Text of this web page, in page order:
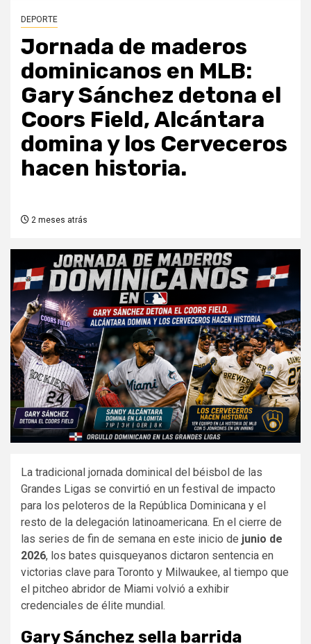
DEPORTE
Jornada de maderos
dominicanos en MLB:
Gary Sánchez detona el
Coors Field, Alcántara
domina y los Cerveceros
hacen historia.
2 meses atrás
La tradicional jornada dominical del béisbol de las
Grandes Ligas se convirtió en un festival de impacto
para los peloteros de la República Dominicana y el
resto de la delegación latinoamericana. En el cierre de
las series de fin de semana en este inicio de junio de
2026, los bates quisqueyanos dictaron sentencia en
victorias clave para Toronto y Milwaukee, al tiempo que
el pitcheo abridor de Miami volvió a exhibir
credenciales de élite mundial.
Gary Sánchez sella barrida